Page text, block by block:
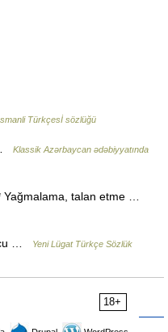
Türkçesİ sözlüğü
Klassik Azərbaycan ədəbiyyatında
talan etme …
… Yeni Lügat Türkçe Sözlük
18+